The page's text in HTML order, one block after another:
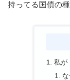
持ってる国債の
私が